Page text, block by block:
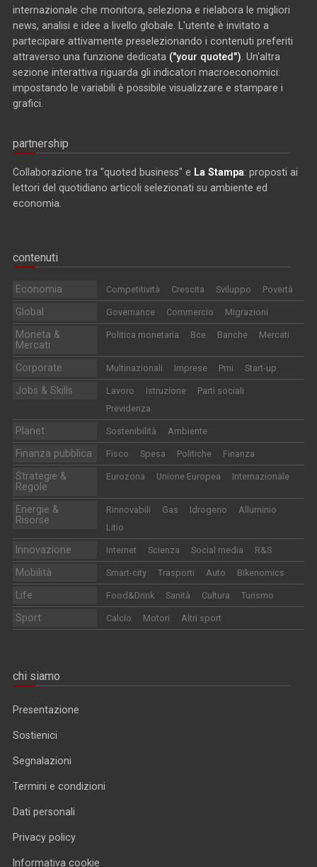
internazionale che monitora, seleziona e rielabora le migliori
news, analisi e idee a livello globale. L'utente è invitato a
partecipare attivamente preselezionando i contenuti preferiti
attraverso una funzione dedicata ("your quoted") . Un'altra
sezione interattiva riguarda gli indicatori macroeconomici:
impostando le variabili è possibile visualizzare e stampare i
grafici.
partnership
Collaborazione tra "quoted business" e La Stampa: proposti ai
lettori del quotidiano articoli selezionati su ambiente ed
economia.
contenuti
Economia Competitività Crescita Sviluppo Povertà
Global Governance Commercio Migrazioni
Moneta &
Mercati
Politica monetaria Bce Banche Mercati
Corporate Multinazionali Imprese Pmi Start-up
Jobs & Skills Lavoro Istruzione
Parti sociali
Previdenza
Planet Sostenibilità Ambiente
Finanza pubblica Fisco Spesa Politiche Finanza
Strategie &
Regole
Eurozona Unione Europea Internazionale
Energie &
Risorse
Rinnovabili Gas Idrogeno
Alluminio
Litio
Innovazione Internet Scienza Social media R&S
Mobilità Smart-city Trasporti Auto Bikenomics
Life Food&Drink Sanità Cultura Turismo
Sport Calcio Motori Altri sport
chi siamo
Presentazione
Sostienici
Segnalazioni
Termini e condizioni
Dati personali
Privacy policy
Informativa cookie